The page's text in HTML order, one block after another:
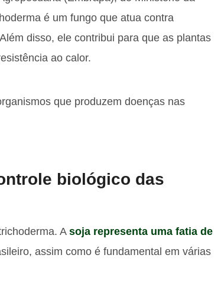
é um fungo que atua contra
disso, ele contribui para que as plantas
ao calor.
que produzem doenças nas
biológico das
Asoja representa uma fatia de
assim como é fundamental em várias